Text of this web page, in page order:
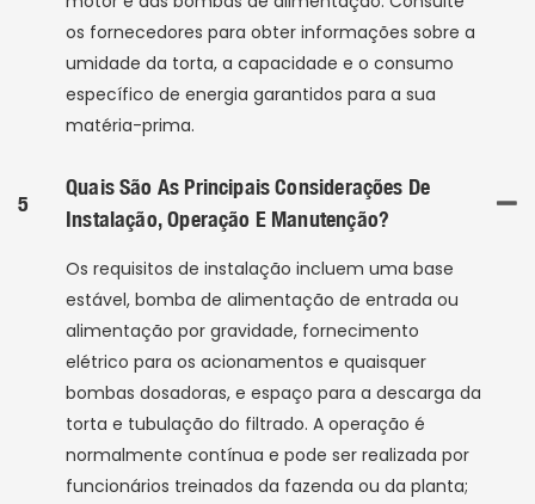
os fornecedores para obter informações sobre a
umidade da torta, a capacidade e o consumo
específico de energia garantidos para a sua
matéria-prima.
5
Quais São As Principais Considerações De
Instalação, Operação E Manutenção?
Os requisitos de instalação incluem uma base
estável, bomba de alimentação de entrada ou
alimentação por gravidade, fornecimento
elétrico para os acionamentos e quaisquer
bombas dosadoras, e espaço para a descarga da
torta e tubulação do filtrado. A operação é
normalmente contínua e pode ser realizada por
funcionários treinados da fazenda ou da planta;